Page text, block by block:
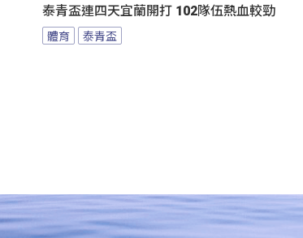
泰青盃連四天宜蘭開打 102隊伍熱血較勁
體育 泰青盃